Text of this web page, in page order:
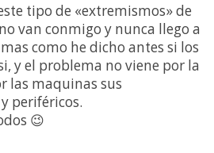
tipo de «extremismos» de
van conmigo y nunca llego a
como he dicho antes si los
y el problema no viene por la
las maquinas sus
periféricos.
😉